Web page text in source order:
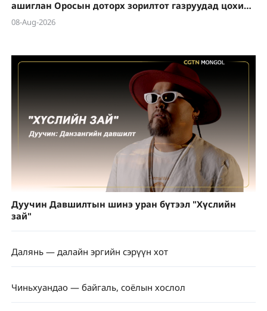
ашиглан Оросын доторх зорилтот газруудад цохилт
өгөхийг зөвшөөрөхгүй
08-Aug-2026
Дуучин Давшилтын шинэ уран бүтээл "Хүслийн
зай"
Далянь — далайн эргийн сэрүүн хот
Чиньхуандао — байгаль, соёлын хослол